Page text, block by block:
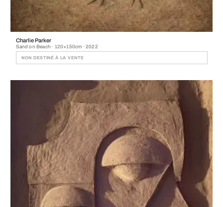
Charlie Parker
Sand on Beach · 120×150cm · 2022
NON DESTINÉ À LA VENTE